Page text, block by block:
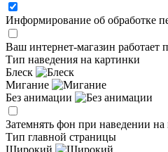
Информирование об обработке
Ваш интернет-магазин работает
Тип наведения на картинки
Блеск
Мигание
Без анимации
Затемнять фон при наведении
Тип главной страницы
Широкий